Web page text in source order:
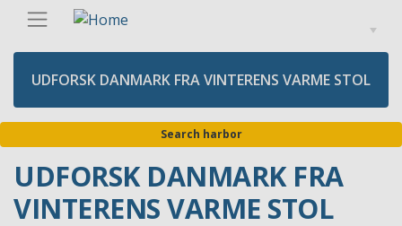
Skip
main
contentUDFORSK DANMARK FRA VINTERENS VARME STOL
Search harbor
UDFORSK DANMARK FRA
VINTERENS VARME STOL